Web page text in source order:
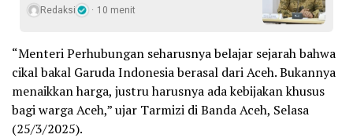
Redaksi 10 menit
“Menteri Perhubungan seharusnya belajar sejarah bahwa
cikal bakal Garuda Indonesia berasal dari Aceh. Bukannya
menaikkan harga, justru harusnya ada kebijakan khusus
bagi warga Aceh,” ujar Tarmizi di Banda Aceh, Selasa
(25/3/2025).